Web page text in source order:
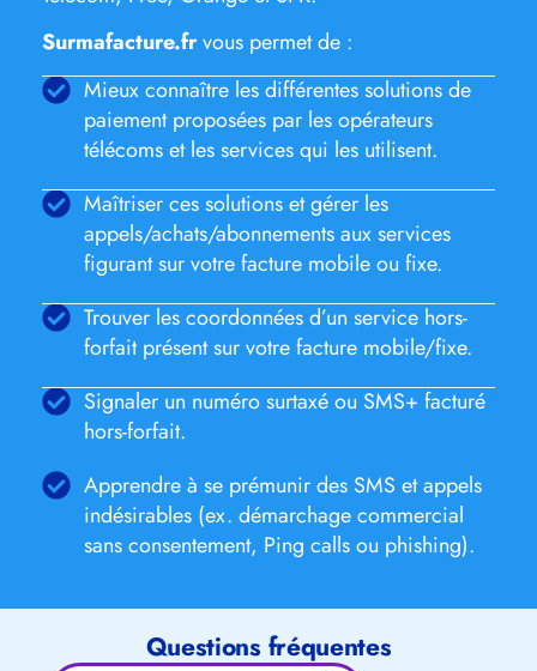
Surmafacture.frvous permet de :
Mieux connaître les différentes solutions de
paiement proposées par les opérateurs
télécoms et les services qui les utilisent.
Maîtriser ces solutions et gérer les
appels/achats/abonnements aux services
figurant sur votre facture mobile ou fixe.
Trouver les coordonnées d’un service hors-
forfait présent sur votre facture mobile/fixe.
Signaler un numéro surtaxé ou SMS+ facturé
hors-forfait.
Apprendre à se prémunir des SMS et appels
indésirables (ex. démarchage commercial
sans consentement, Ping calls ou phishing).
Questions fréquentes